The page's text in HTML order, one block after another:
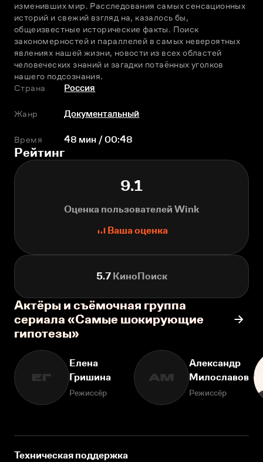
изменивших мир. Расследования самых сенсационных
историй и свежий взгляд на, казалось бы,
общеизвестные исторические факты. Поиск
закономерностей и параллелей в самых невероятных
явлениях нашей жизни, новости из всех областей
человеческих знаний и загадки потаённых уголков
нашего подсознания.
Страна
Россия
Жанр Документальный
Время 48 мин / 00:48
Рейтинг
9.1
Оценка пользователей Wink
Ваша оценка
5.7КиноПоиск
Актёры и съёмочная группа
сериала «Самые шокирующие
гипотезы»
ЕГ
Елена
Гришина
Режиссёр
АМ
Александр
Милославов
Режиссёр
Техническая поддержка